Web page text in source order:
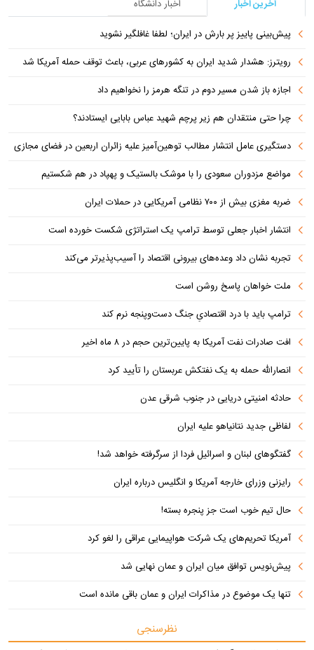
آخرین اخبار
اخبار دانشگاه
پیش‌بینی پاییز پر بارش در ایران؛ لطفا غافلگیر نشوید
رویترز: هشدار شدید ایران به کشورهای عربی، باعث توقف حمله آمریکا شد
اجازه باز شدن مسیر دوم در تنگه هرمز را نخواهیم داد
چرا حتی منتقدان هم زیر پرچم شهید عباس بابایی ایستادند؟
دستگیری عامل انتشار مطالب توهین‌آمیز علیه زائران اربعین در فضای مجازی
مواضع مزدوران سعودی را با موشک بالستیک و پهپاد در هم شکستیم
ضربه مغزی بیش از ۷۰۰ نظامی آمریکایی در حملات ایران
انتشار اخبار جعلی توسط ترامپ یک استراتژی شکست خورده است
تجربه نشان داد وعده‌های بیرونی اقتصاد را آسیب‌پذیرتر می‌کند
ملت خواهان پاسخ روشن است
ترامپ باید با درد اقتصادیِ جنگ دست‌و‌پنجه نرم کند
افت صادرات نفت آمریکا به پایین‌ترین حجم در ۸ ماه اخیر
انصارالله حمله به یک نفتکش عربستان را تأیید کرد
حادثه امنیتی دریایی در جنوب شرقی عدن
لفاظی جدید نتانیاهو علیه ایران
گفتگوهای لبنان و اسرائیل فردا از سرگرفته خواهد شد!
رایزنی وزرای خارجه آمریکا و انگلیس درباره ایران
حال تیم خوب است جز پنجره بسته!
آمریکا تحریم‌های یک شرکت هواپیمایی عراقی را لغو کرد
پیش‌نویس توافق میان ایران و عمان نهایی شد
تنها یک موضوع در مذاکرات ایران و عمان باقی مانده است
نظرسنجی